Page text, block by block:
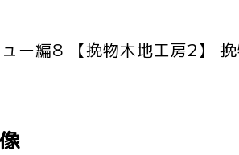
ー編8 【挽物木地工房2】